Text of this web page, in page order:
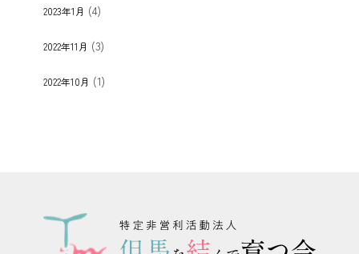
2023年1月 (4)
2022年11月 (3)
2022年10月 (1)